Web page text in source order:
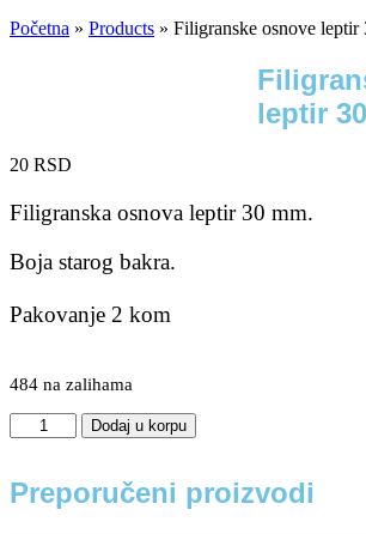
Početna » Products » Filigranske osnove leptir
leptir
20 RSD
Filigranska osnova leptir 30 mm.
Boja starog bakra.
Pakovanje 2 kom
484 na zalihama
Filigranske
osnove
30
mm
Dodaj u korpu
Preporučeni proizvodi